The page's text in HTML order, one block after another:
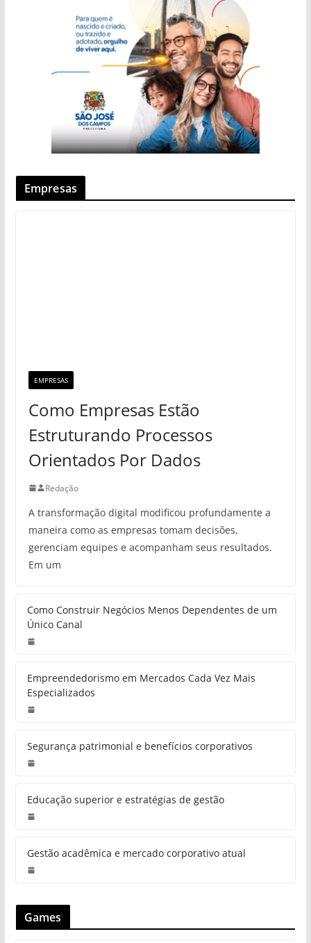
Empresas
EMPRESAS
Como Empresas Estão
Estruturando Processos
Orientados Por Dados
Redação
A transformação digital modificou profundamente a
maneira como as empresas tomam decisões,
gerenciam equipes e acompanham seus resultados.
Em um
Como Construir Negócios Menos Dependentes de um
Único Canal
Empreendedorismo em Mercados Cada Vez Mais
Especializados
Segurança patrimonial e benefícios corporativos
Educação superior e estratégias de gestão
Gestão acadêmica e mercado corporativo atual
Games